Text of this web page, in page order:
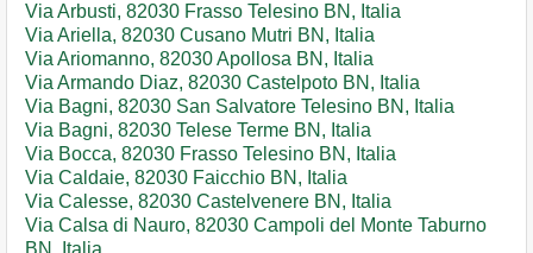
Via Arbusti, 82030 Frasso Telesino BN, Italia
Via Ariella, 82030 Cusano Mutri BN, Italia
Via Ariomanno, 82030 Apollosa BN, Italia
Via Armando Diaz, 82030 Castelpoto BN, Italia
Via Bagni, 82030 San Salvatore Telesino BN, Italia
Via Bagni, 82030 Telese Terme BN, Italia
Via Bocca, 82030 Frasso Telesino BN, Italia
Via Caldaie, 82030 Faicchio BN, Italia
Via Calesse, 82030 Castelvenere BN, Italia
Via Calsa di Nauro, 82030 Campoli del Monte Taburno
BN, Italia